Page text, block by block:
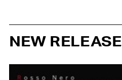
NEW RELEASE